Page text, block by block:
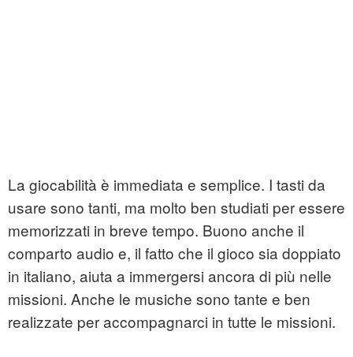
La giocabilità è immediata e semplice. I tasti da
usare sono tanti, ma molto ben studiati per essere
memorizzati in breve tempo. Buono anche il
comparto audio e, il fatto che il gioco sia doppiato
in italiano, aiuta a immergersi ancora di più nelle
missioni. Anche le musiche sono tante e ben
realizzate per accompagnarci in tutte le missioni.